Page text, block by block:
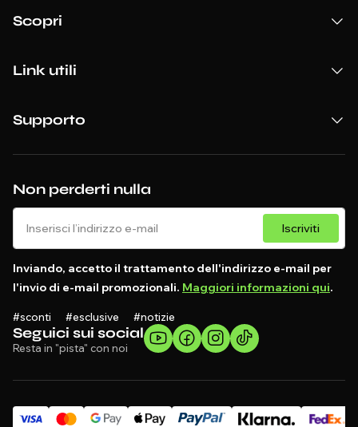
Seguici sui social
Resta in "pista" con noi
Non perderti nulla
Iscriviti
Inviando, accetto il trattamento dell'indirizzo e-mail per
l'invio di e-mail promozionali. Maggiori informazioni qui.
#sconti #esclusive #notizie
Scopri
Link utili
Supporto